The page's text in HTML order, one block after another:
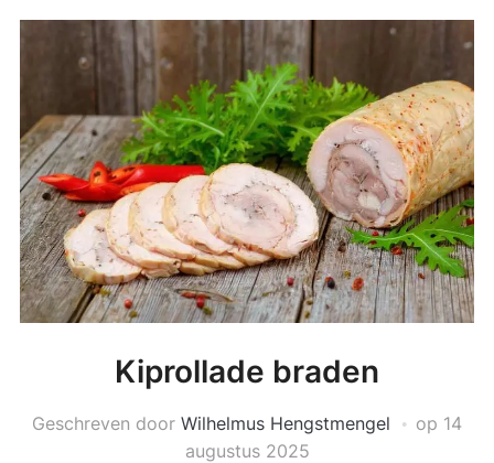
Kiprollade braden
Geschreven door Wilhelmus Hengstmengel op 14
augustus 2025